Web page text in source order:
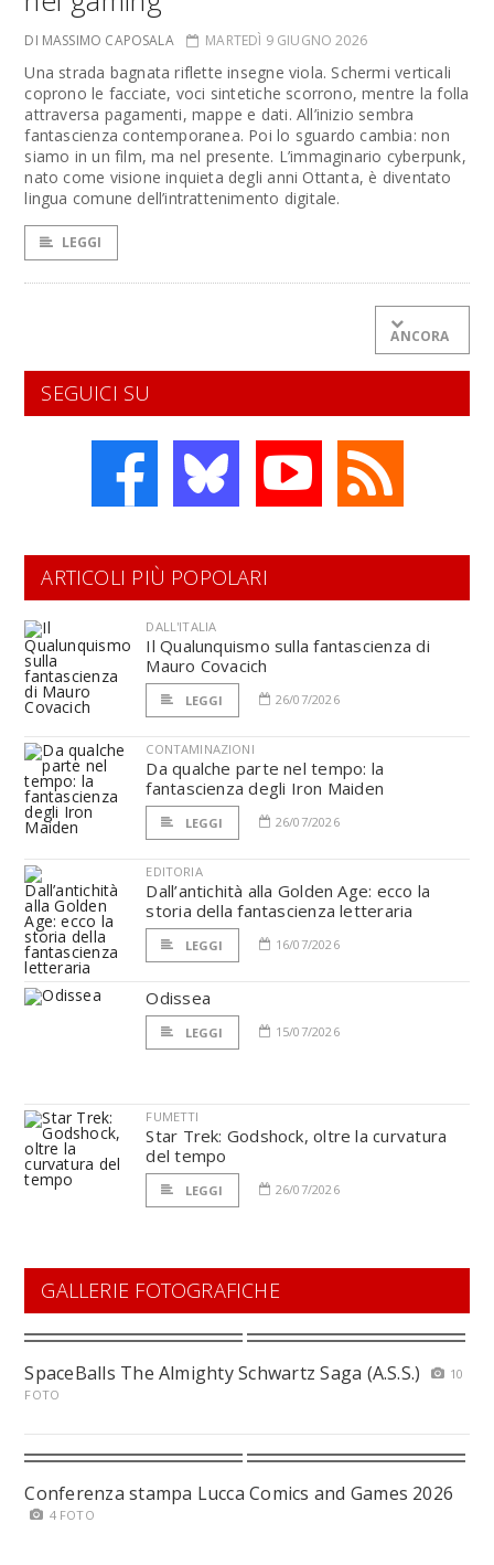
DI MASSIMO CAPOSALA MARTEDÌ 9 GIUGNO 2026
Una strada bagnata riflette insegne viola. Schermi verticali
coprono le facciate, voci sintetiche scorrono, mentre la folla
attraversa pagamenti, mappe e dati. All’inizio sembra
fantascienza contemporanea. Poi lo sguardo cambia: non
siamo in un film, ma nel presente. L’immaginario cyberpunk,
nato come visione inquieta degli anni Ottanta, è diventato
lingua comune dell’intrattenimento digitale.
LEGGI
ANCORA
SEGUICI SU
ARTICOLI PIÙ POPOLARI
DALL'ITALIA
Il Qualunquismo sulla fantascienza di
Mauro Covacich
LEGGI 26/07/2026
CONTAMINAZIONI
Da qualche parte nel tempo: la
fantascienza degli Iron Maiden
LEGGI 26/07/2026
EDITORIA
Dall’antichità alla Golden Age: ecco la
storia della fantascienza letteraria
LEGGI 16/07/2026
Odissea
LEGGI 15/07/2026
FUMETTI
Star Trek: Godshock, oltre la curvatura
del tempo
LEGGI 26/07/2026
GALLERIE FOTOGRAFICHE
SpaceBalls The Almighty Schwartz Saga (A.S.S.)
10
FOTO
Conferenza stampa Lucca Comics and Games 2026
4 FOTO